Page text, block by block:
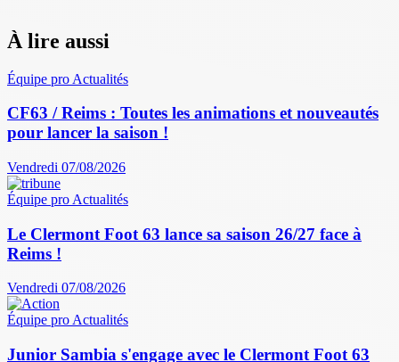
À lire aussi
Équipe pro Actualités
CF63 / Reims : Toutes les animations et nouveautés
pour lancer la saison !
Vendredi 07/08/2026
Équipe pro Actualités
Le Clermont Foot 63 lance sa saison 26/27 face à
Reims !
Vendredi 07/08/2026
Équipe proActualités
Junior Sambia s'engage avec le Clermont Foot 63